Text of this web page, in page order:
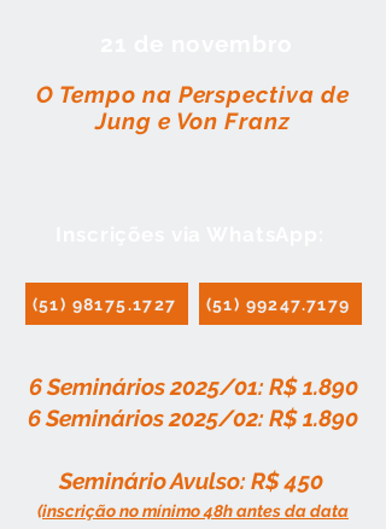
O Tempo na Perspectiva de
Jung e Von Franz
(51) 98175.1727 (51) 99247.7179
6 Seminários 2025/01: R$ 1.890
6 Seminários 2025/02: R$ 1.890
Seminário Avulso: R$ 450
(inscrição no mínimo 48hantes da data